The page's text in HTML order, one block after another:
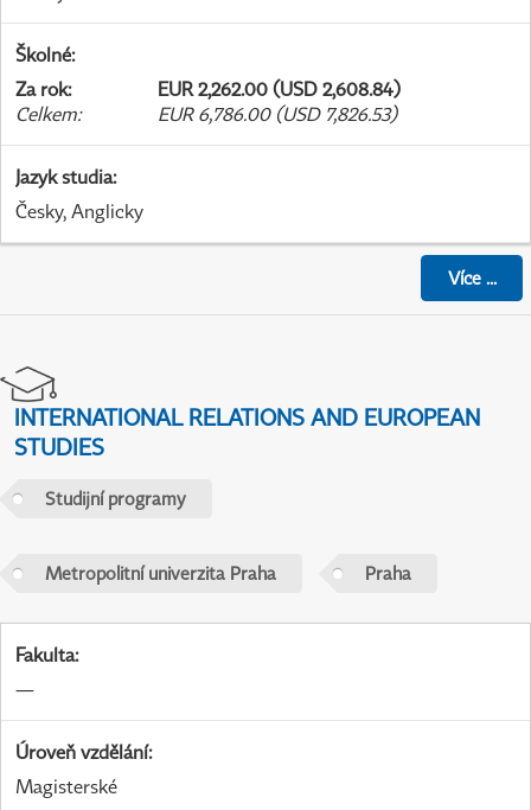
Školné:
Za rok:
EUR 2,262.00 (USD 2,608.84)
Celkem: EUR 6,786.00 (USD 7,826.53)
Jazyk studia:
Česky, Anglicky
Více...
INTERNATIONAL RELATIONS AND EUROPEAN
STUDIES
Studijní programy
Metropolitní univerzita Praha Praha
Fakulta:
—
Úroveň vzdělání:
Magisterské